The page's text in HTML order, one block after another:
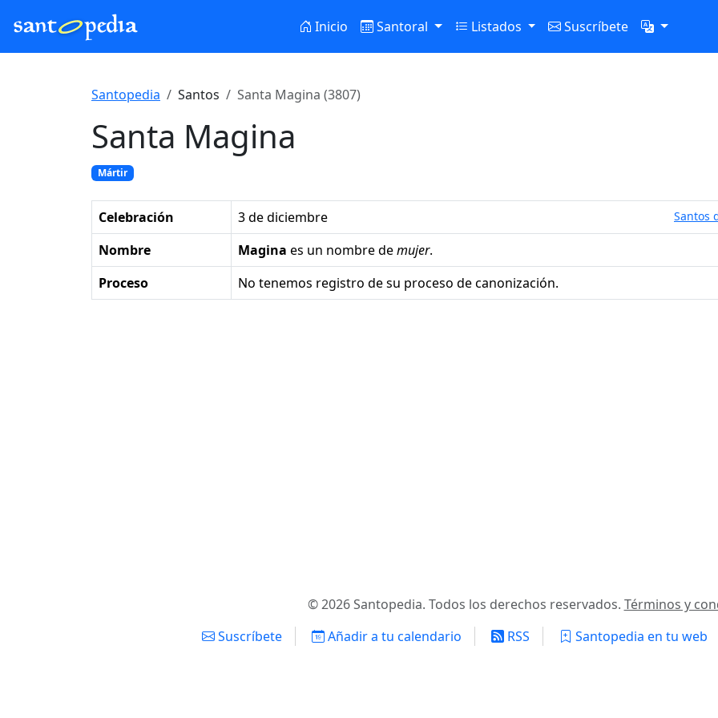
Inicio Santoral Listados Suscríbete
Santopedia Santos Santa Magina (3807)
Santa Magina
Mártir
Celebración 3 de diciembre Santos
Nombre Magina es un nombre demujer.
Proceso
No tenemos registro de su proceso de canonización.
© 2026 Santopedia. Todos los derechos reservados. Términos y
Suscríbete
Añadir a tu calendario RSS Santopedia en tu web